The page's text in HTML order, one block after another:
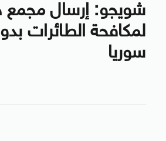
شويجو: إرسال مجمع
لمكافحة الطائرات
سوريا